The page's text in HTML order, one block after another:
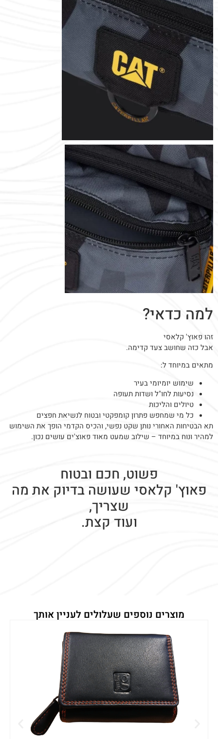
למה כדאי?
זהו פאוץ' קלאסי
אבל כזה שחושב צעד קדימה.
מתאים במיוחד ל:
שימוש יומיומי בעיר
נסיעות לחו"ל ושדות תעופה
טיולים והליכות
כל מי שמחפש פתרון קומפקטי ובטוח לנשיאת חפצים
תא הבטיחות האחורי נותן שקט נפשי, והכיס הקדמי הופך את השימוש
למהיר ונוח במיוחד – שילוב שמעט מאוד פאוצ'ים עושים נכון.
פשוט, חכם ובטוח
פאוץ' קלאסי שעושה בדיוק את מה
שצריך,
ועוד קצת.
מוצרים נוספים שעלולים לעניין אותך